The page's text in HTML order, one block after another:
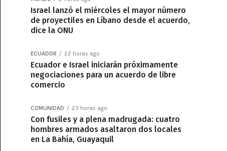
Israel lanzó el miércoles el mayor número
de proyectiles en Líbano desde el acuerdo,
dice la ONU
ECUADOR 22 horas ago
Ecuador e Israel iniciarán próximamente
negociaciones para un acuerdo de libre
comercio
COMUNIDAD 23 horas ago
Con fusiles y a plena madrugada: cuatro
hombres armados asaltaron dos locales
en La Bahía, Guayaquil